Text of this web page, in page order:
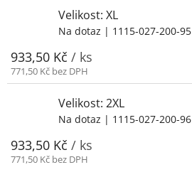
Velikost: XL
Na dotaz | 1115-027-200-95
933,50 Kč / ks
771,50 Kč bez DPH
Velikost: 2XL
Na dotaz | 1115-027-200-96
933,50 Kč / ks
771,50 Kč bez DPH